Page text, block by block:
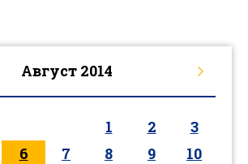
Август 2014
1 2
3
6 7 8 9
10